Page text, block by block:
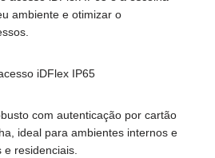
ambiente e otimizar o
iDFlex IP65
com autenticação por cartão
ideal para ambientes internos e
residenciais.